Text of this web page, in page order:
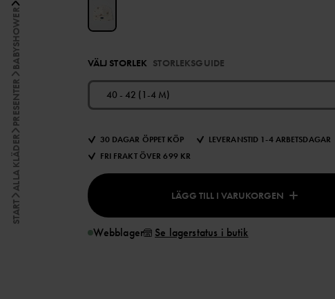
START
ALLA KLÄDER
PRESENTER
BABYSHOWER VÄLJ STORLEK STORLEKSGUIDE
40 - 42 (1-4 M)
30 DAGAR ÖPPET KÖP
LEVERANSTID 1-4 ARBETSDAGAR
FRI FRAKT ÖVER 699 KR
LÄGG TILL I VARUKORGEN
Webblager Se lagerstatus i butik